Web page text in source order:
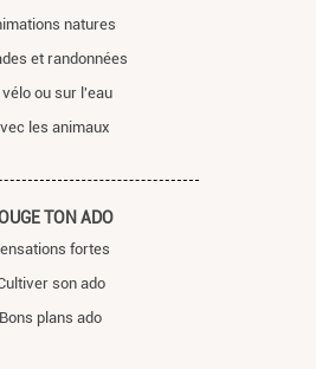
natures
et randonnées
vélo ou sur l'eau
les animaux
TON ADO
fortes
son ado
Bons plans ado